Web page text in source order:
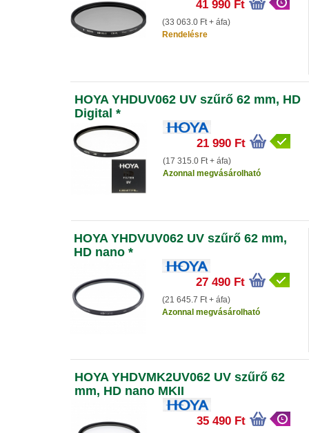
41 990 Ft
(33 063.0 Ft + áfa)
Rendelésre
HOYA YHDUV062 UV szűrő 62 mm, HD
Digital *
21 990 Ft
(17 315.0 Ft + áfa)
Azonnal megvásárolható
HOYA YHDVUV062 UV szűrő 62 mm,
HD nano *
27 490 Ft
(21 645.7 Ft + áfa)
Azonnal megvásárolható
HOYA YHDVMK2UV062 UV szűrő 62
mm, HD nano MKII
35 490 Ft